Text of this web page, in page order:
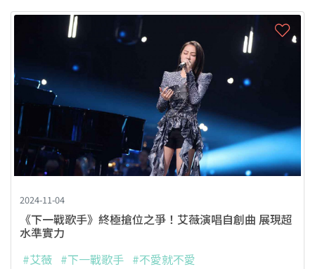
2024-11-04
《下一戰歌手》終極搶位之爭！艾薇演唱自創曲 展現超
水準實力
#艾薇 #下一戰歌手 #不愛就不愛